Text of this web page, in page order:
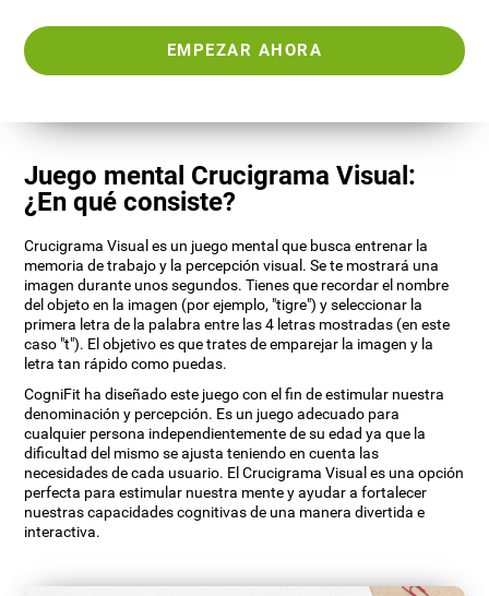
EMPEZAR AHORA
Juego mental Crucigrama Visual:
¿En qué consiste?
Crucigrama Visual es un juego mental que busca entrenar la
memoria de trabajo y la percepción visual. Se te mostrará una
imagen durante unos segundos. Tienes que recordar el nombre
del objeto en la imagen (por ejemplo, "tigre") y seleccionar la
primera letra de la palabra entre las 4 letras mostradas (en este
caso "t"). El objetivo es que trates de emparejar la imagen y la
letra tan rápido como puedas.
CogniFit ha diseñado este juego con el fin de estimular nuestra
denominación y percepción. Es un juego adecuado para
cualquier persona independientemente de su edad ya que la
dificultad del mismo se ajusta teniendo en cuenta las
necesidades de cada usuario. El Crucigrama Visual es una opción
perfecta para estimular nuestra mente y ayudar a fortalecer
nuestras capacidades cognitivas de una manera divertida e
interactiva.